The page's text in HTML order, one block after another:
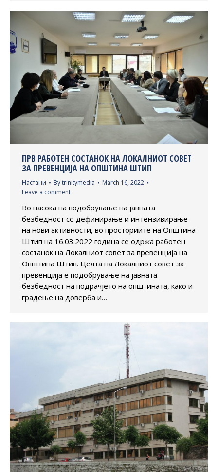
ПРВ РАБОТЕН СОСТАНОК НА ЛОКАЛНИОТ СОВЕТ
ЗА ПРЕВЕНЦИЈА НА ОПШТИНА ШТИП
Настани Bytrinitymedia
March 16, 2022
Leave a comment
Во насока на подобрување на јавната
безбедност со дефинирање и интензивирање
на нови активности, во просториите на Општина
Штип на 16.03.2022 година се одржа работен
состанок на Локалниот совет за превенција на
Општина Штип. Целта на Локалниот совет за
превенција e подобрување на јавната
безбедност на подрачјето на општината, како и
градење на доверба и…